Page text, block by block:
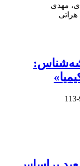
مهدی
هراتی